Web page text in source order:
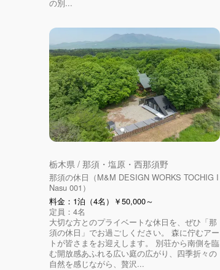
の別...
栃木県 / 那須・塩原・西那須野
那須の休日（M&M DESIGN WORKS TOCHIG I
Nasu 001）
料金：1泊（4名）￥50,000～
定員：4名
大切な方とのプライベートな休日を、ぜひ「那
須の休日」でお過ごしください。 森に佇むアー
トが皆さまをお迎えします。 別荘から南側を臨
む開放感あふれる広い庭の広がり、四季折々の
自然を感じながら、贅沢...